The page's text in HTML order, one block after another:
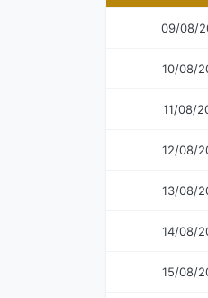
09/08/
10/08/
11/08/
12/08/
13/08/
14/08/
15/08/